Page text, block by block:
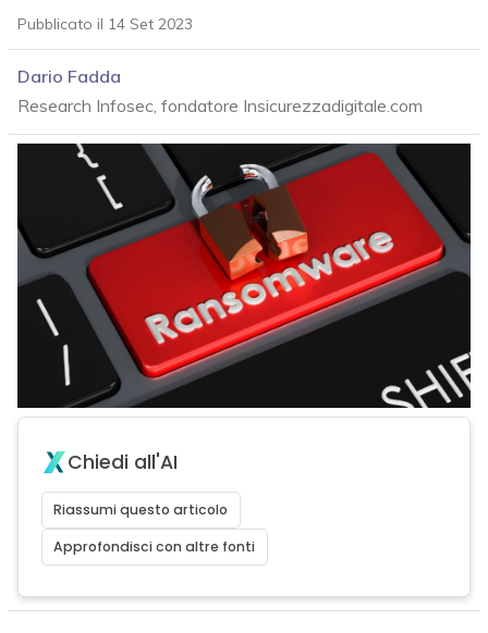
Pubblicato il 14 Set 2023
Dario Fadda
Research Infosec, fondatore Insicurezzadigitale.com
Chiedi all'AI
Riassumi questo articolo
Approfondisci con altre fonti